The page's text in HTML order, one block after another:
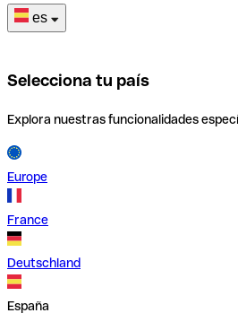
es
Selecciona tu país
Explora nuestras funcionalidades
Europe
France
Deutschland
España